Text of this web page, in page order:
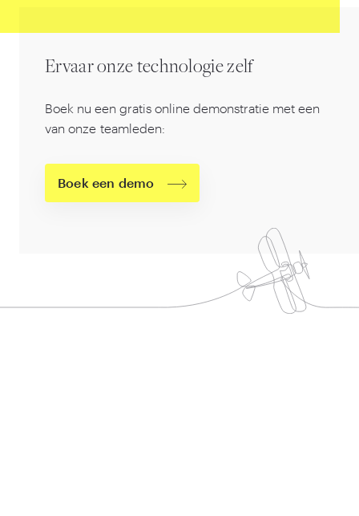
Ervaar onze technologie zelf
Boek nu een gratis online demonstratie met een
van onze teamleden:
Boek een demo